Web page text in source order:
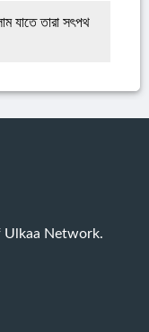
যাতে তারা সৎপথ
Ulkaa Network.